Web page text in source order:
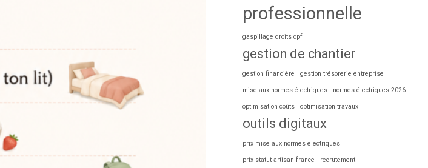
professionnelle
gaspillage droits cpf
gestion de chantier
gestion financière gestion trésorerie entreprise
mise aux normes électriques normes électriques 2026
optimisation coûts optimisation travaux
outils digitaux
prix mise aux normes électriques
prix statut artisan france recrutement